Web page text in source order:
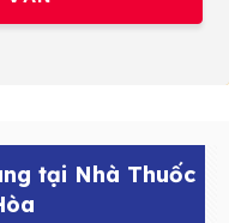
tại Nhà Thuốc